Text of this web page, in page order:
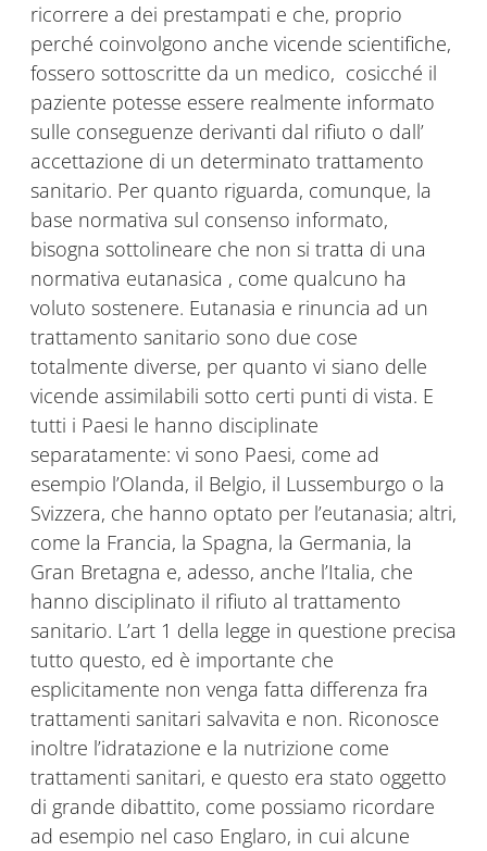
ricorrere a dei prestampati e che, proprio
perché coinvolgono anche vicende scientifiche,
fossero sottoscritte da un medico, cosicché il
paziente potesse essere realmente informato
sulle conseguenze derivanti dal rifiuto o dall’
accettazione di un determinato trattamento
sanitario. Per quanto riguarda, comunque, la
base normativa sul consenso informato,
bisogna sottolineare che non si tratta di una
normativa eutanasica , come qualcuno ha
voluto sostenere. Eutanasia e rinuncia ad un
trattamento sanitario sono due cose
totalmente diverse, per quanto vi siano delle
vicende assimilabili sotto certi punti di vista. E
tutti i Paesi le hanno disciplinate
separatamente: vi sono Paesi, come ad
esempio l’Olanda, il Belgio, il Lussemburgo o la
Svizzera, che hanno optato per l’eutanasia; altri,
come la Francia, la Spagna, la Germania, la
Gran Bretagna e, adesso, anche l’Italia, che
hanno disciplinato il rifiuto al trattamento
sanitario. L’art 1 della legge in questione precisa
tutto questo, ed è importante che
esplicitamente non venga fatta differenza fra
trattamenti sanitari salvavita e non. Riconosce
inoltre l’idratazione e la nutrizione come
trattamenti sanitari, e questo era stato oggetto
di grande dibattito, come possiamo ricordare
ad esempio nel caso Englaro, in cui alcune